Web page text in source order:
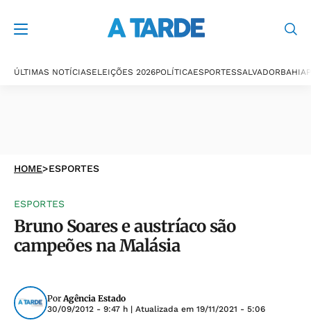
ÚLTIMAS NOTÍCIASELEIÇÕES 2026POLÍTICAESPORTESSALVADORBAHIA
HOME>ESPORTES
ESPORTES
Bruno Soares e austríaco são
campeões na Malásia
PorAgência Estado
30/09/2012 - 9:47 h | Atualizada em 19/11/2021 - 5:06